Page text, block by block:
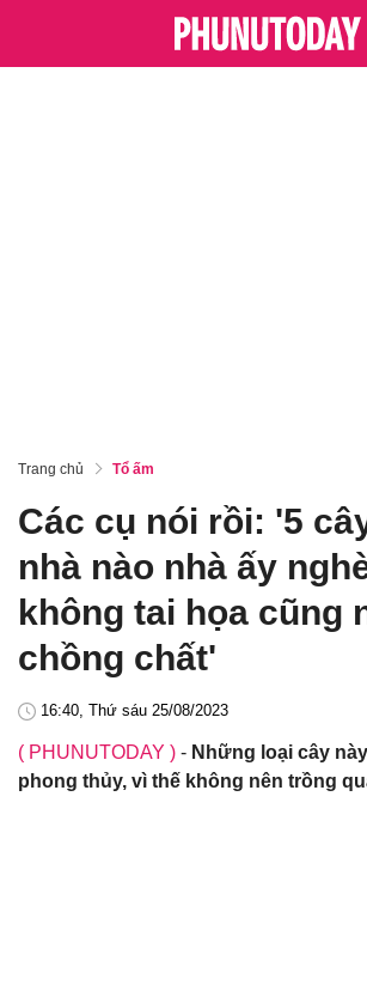
Trang chủ Tổ ấm
Các cụ nói rồi: '5
nhà nào nhà ấy
không tai họa cũng
chồng chất'
16:40, Thứ sáu 25/08/2023
( PHUNUTODAY ) - Những loại cây
phong thủy, vì thế không nên trồng